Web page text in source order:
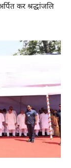
कर श्रद्धांजलि